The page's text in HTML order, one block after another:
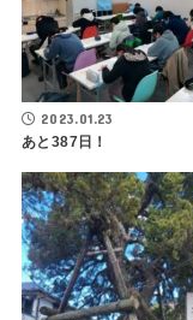
2023.01.23
あと387日！